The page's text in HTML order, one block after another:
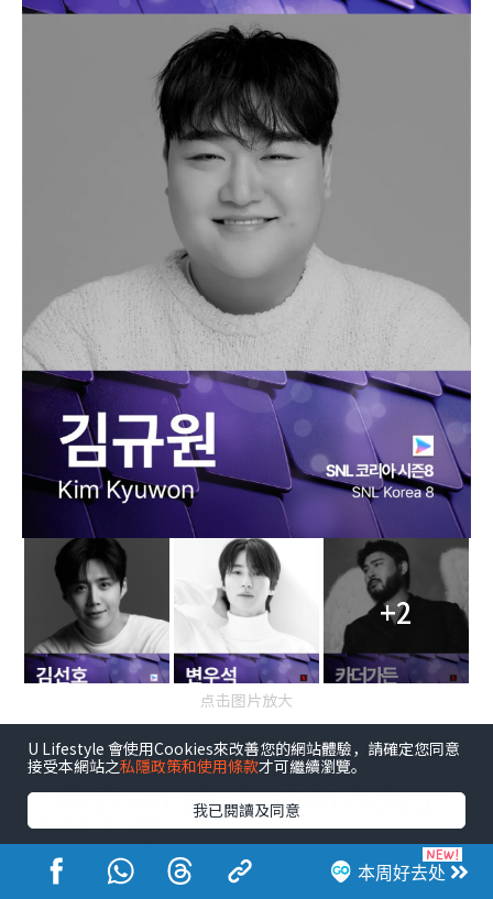
+2
点击图片放大
青龙奖2026入围名单｜综艺
·教养部门5. 最佳新人女子
综艺人奖
金世贤《黑白大厨：料理阶级大战2》— Netflix
本周好去处
U Lifestyle 會使用Cookies來改善您的網站體驗，請確定您同意
接受本網站之私隱政策和使用條款才可繼續瀏覽。
我已閱讀及同意